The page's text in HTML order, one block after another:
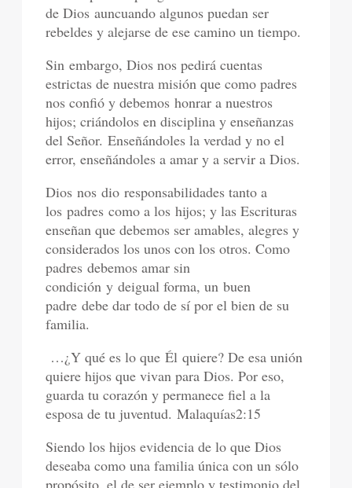
de Diosauncuando algunos puedan ser
rebeldes y alejarse de ese camino un tiempo.
Sinembargo, Dios nos pedirá cuentas
estrictas de nuestra misión que como padres
nos confió y debemoshonrar a nuestros
hijos; criándolos en disciplina y enseñanzas
del Señor. Enseñándoles la verdad y no el
error, enseñándoles a amar y a servir a Dios.
Diosnos dio responsabilidades tanto a
lospadres como a loshijos; y las Escrituras
enseñan que debemos ser amables, alegres y
considerados los unos con los otros. Como
padresdebemos amar sin
condición ydeigual forma, unbuen
padre debe dar todo de sí por el bien de su
familia.
…¿Y qué es lo queÉl quiere? De esa unión
quiere hijos que vivan para Dios. Por eso,
guarda tu corazón y permanece fiel a la
esposa de tu juventud. Malaquías2:15
Siendo los hijos evidencia de lo que Dios
deseaba como una familia única con un sólo
propósito, el de ser ejemplo y testimonio del